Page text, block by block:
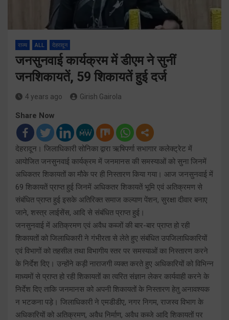
राज्य ALL देहरादून
जनसुनवाई कार्यक्रम में डीएम ने सुनीं
जनशिकायतें, 59 शिकायतें हुई दर्ज
4 years ago Girish Gairola
Share Now
देहरादून। जिलाधिकारी सोनिका द्वारा ऋषिपर्णा सभागार कलेक्ट्रेट में
आयोजित जनसुनवाई कार्यक्रम में जनमानस की समस्याओं को सुना जिनमें
अधिकतर शिकायतों का मौके पर ही निस्तारण किया गया। आज जनसुनवाई में
69 शिकायतें प्राप्त हुई जिनमें अधिकतर शिकायतें भूमि एवं अतिक्रमण से
संबंधित प्राप्त हुई इसके अतिरिक्त समाज कल्याण पेंशन, सुरक्षा दीवार बनाए
जाने, शस्त्र लाईसेंस, आदि से संबंधित प्राप्त हुई।
जनसुनवाई में अतिक्रमण एवं अवैध कब्जों की बार-बार प्राप्त हो रही
शिकायतों को जिलाधिकारी ने गंभीरता से लेते हुए संबंधित उपजिलाधिकारियों
एवं विभागों को तहसील तथा विभागीय स्तर पर समस्याओं का निस्तारण करने
के निर्देश दिए। उन्होंने कड़ी नाराजगी व्यक्त करते हुए अधिकारियों को विभिन्न
माध्यमों से प्राप्त हो रही शिकायतों का त्वरित संज्ञान लेकर कार्यवाही करने के
निर्देश दिए ताकि जनमानस को अपनी शिकायतों के निस्तारण हेतु अनावश्यक
न भटकना पड़े। जिलाधिकारी ने एमडीडीए, नगर निगम, राजस्व विभाग के
अधिकारियों को अतिक्रमण, अवैध निर्माण, अवैध कब्जे आदि शिकायतों पर